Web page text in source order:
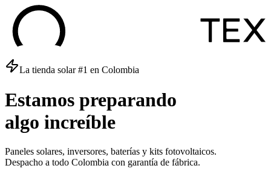
La tienda solar #1 en Colombia
Estamos preparando
algo increíble
Paneles solares, inversores, baterías y kits fotovoltaicos.
Despacho a todo Colombia con garantía de fábrica.